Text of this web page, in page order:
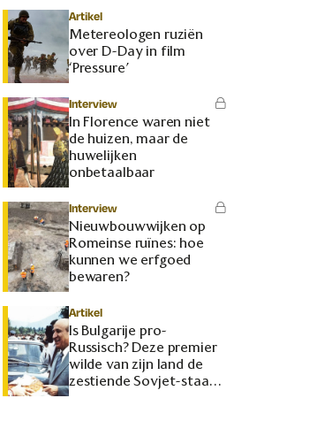
Artikel
Metereologen ruziën
over D-Day in film
‘Pressure’
Interview
In Florence waren niet
de huizen, maar de
huwelijken
onbetaalbaar
Interview
Nieuwbouwwijken op
Romeinse ruïnes: hoe
kunnen we erfgoed
bewaren?
Artikel
Is Bulgarije pro-
Russisch? Deze premier
wilde van zijn land de
zestiende Sovjet-staat
maken